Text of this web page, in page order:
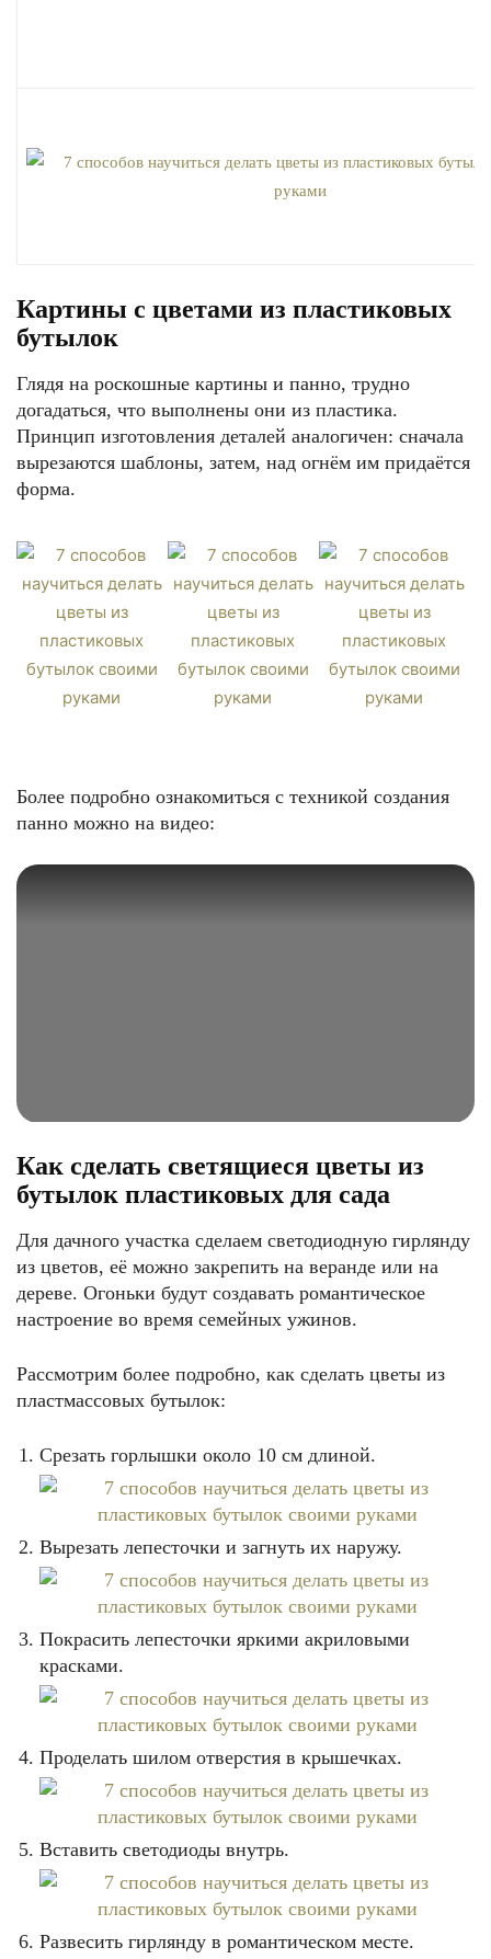
Картины с цветами из пластиковых
бутылок
Глядя на роскошные картины и панно, трудно
догадаться, что выполнены они из пластика.
Принцип изготовления деталей аналогичен: сначала
вырезаются шаблоны, затем, над огнём им придаётся
форма.
Более подробно ознакомиться с техникой создания
панно можно на видео:
Как сделать светящиеся цветы из
бутылок пластиковых для сада
Для дачного участка сделаем светодиодную гирлянду
из цветов, её можно закрепить на веранде или на
дереве. Огоньки будут создавать романтическое
настроение во время семейных ужинов.
Рассмотрим более подробно, как сделать цветы из
пластмассовых бутылок:
Срезать горлышки около 10 см длиной.
Вырезать лепесточки и загнуть их наружу.
Покрасить лепесточки яркими акриловыми
красками.
Проделать шилом отверстия в крышечках.
Вставить светодиоды внутрь.
Развесить гирлянду в романтическом месте.